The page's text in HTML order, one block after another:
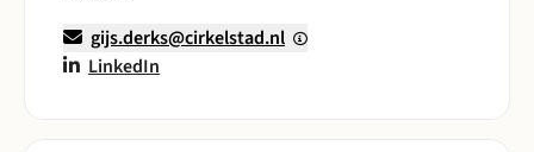
gijs.derks@cirkelstad.nl
LinkedIn